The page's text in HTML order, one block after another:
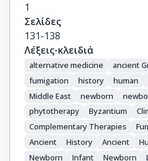
1
Σελίδες
131-138
Λέξεις-κλειδιά
alternative medicine ancient
fumigation
history human
Middle East
newborn
phytotherapy
Byzantium
Complementary Therapies
Ancient
History Ancient
Newborn
Infant Newborn